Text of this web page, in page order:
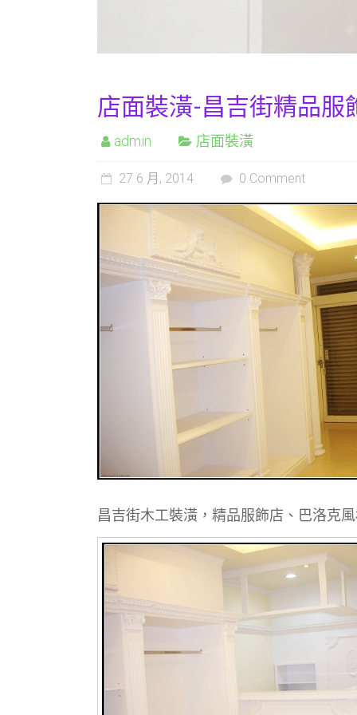
店面裝潢-昌吉街精品服
admin 店面裝潢
27 6 月, 2014 0 Comment
昌吉街木工裝潢，精品服飾店、巴洛克